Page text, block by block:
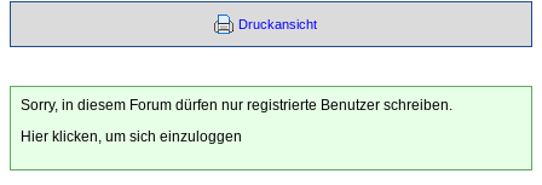
Druckansicht
Sorry, in diesem Forum dürfen nur registrierte Benutzer schreiben.
Hier klicken, um sich einzuloggen